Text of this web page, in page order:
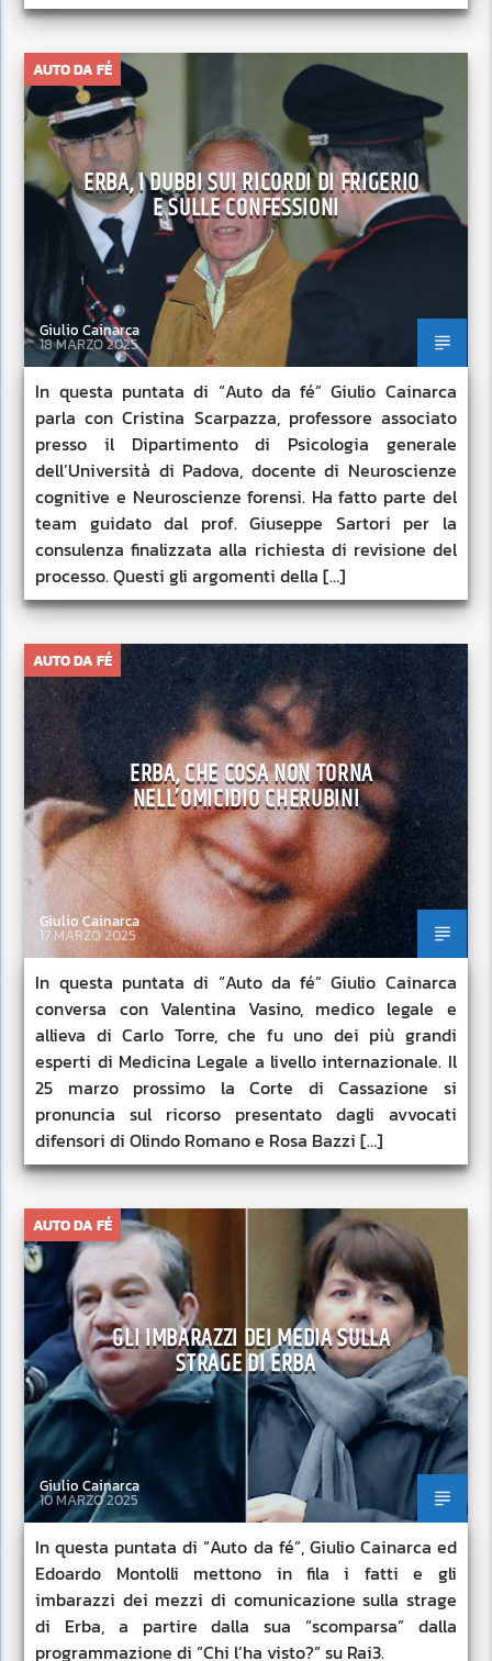
AUTO DA FÉ
ERBA, I DUBBI SUI RICORDI DI FRIGERIO
E SULLE CONFESSIONI
Giulio Cainarca
18 MARZO 2025
In questa puntata di “Auto da fé” Giulio Cainarca
parla con Cristina Scarpazza, professore associato
presso il Dipartimento di Psicologia generale
dell’Università di Padova, docente di Neuroscienze
cognitive e Neuroscienze forensi. Ha fatto parte del
team guidato dal prof. Giuseppe Sartori per la
consulenza finalizzata alla richiesta di revisione del
processo. Questi gli argomenti della […]
AUTO DA FÉ
ERBA, CHE COSA NON TORNA
NELL’OMICIDIO CHERUBINI
Giulio Cainarca
17 MARZO 2025
In questa puntata di “Auto da fé” Giulio Cainarca
conversa con Valentina Vasino, medico legale e
allieva di Carlo Torre, che fu uno dei più grandi
esperti di Medicina Legale a livello internazionale. Il
25 marzo prossimo la Corte di Cassazione si
pronuncia sul ricorso presentato dagli avvocati
difensori di Olindo Romano e Rosa Bazzi […]
AUTO DA FÉ
GLI IMBARAZZI DEI MEDIA SULLA
STRAGE DI ERBA
Giulio Cainarca
10 MARZO 2025
In questa puntata di “Auto da fé”, Giulio Cainarca ed
Edoardo Montolli mettono in fila i fatti e gli
imbarazzi dei mezzi di comunicazione sulla strage
di Erba, a partire dalla sua “scomparsa” dalla
programmazione di “Chi l’ha visto?” su Rai3.